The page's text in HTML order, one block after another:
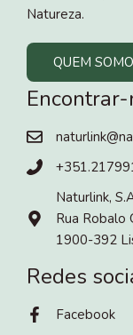
Natureza.
QUEM
Naturlink,
Rua Robalo
1900-392
Redes
Facebook